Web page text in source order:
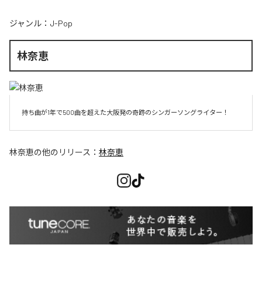
ジャンル： J-Pop
林奈恵
持ち曲が1年で500曲を超えた大阪発の奇跡のシンガーソングライター！
林奈恵の他のリリース： 林奈恵